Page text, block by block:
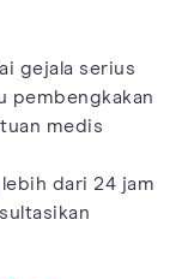
gejala serius
pembengkakan
medis
dari 24 jam